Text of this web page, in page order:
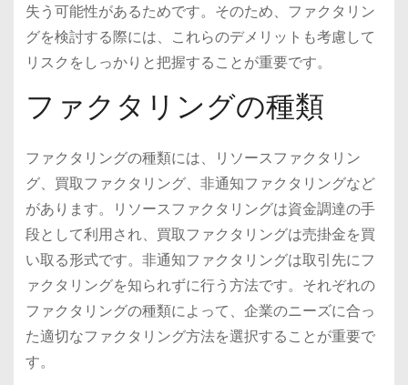
失う可能性があるためです。そのため、ファクタリン
グを検討する際には、これらのデメリットも考慮して
リスクをしっかりと把握することが重要です。
ファクタリングの種類
ファクタリングの種類には、リソースファクタリン
グ、買取ファクタリング、非通知ファクタリングなど
があります。リソースファクタリングは資金調達の手
段として利用され、買取ファクタリングは売掛金を買
い取る形式です。非通知ファクタリングは取引先にフ
ァクタリングを知られずに行う方法です。それぞれの
ファクタリングの種類によって、企業のニーズに合っ
た適切なファクタリング方法を選択することが重要で
す。